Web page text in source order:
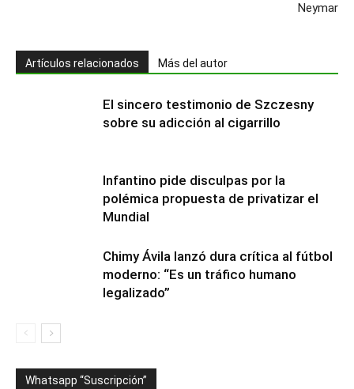
Neymar
Artículos relacionados Más del autor
El sincero testimonio de Szczesny
sobre su adicción al cigarrillo
Infantino pide disculpas por la
polémica propuesta de privatizar el
Mundial
Chimy Ávila lanzó dura crítica al fútbol
moderno: “Es un tráfico humano
legalizado”
Whatsapp “Suscripción”